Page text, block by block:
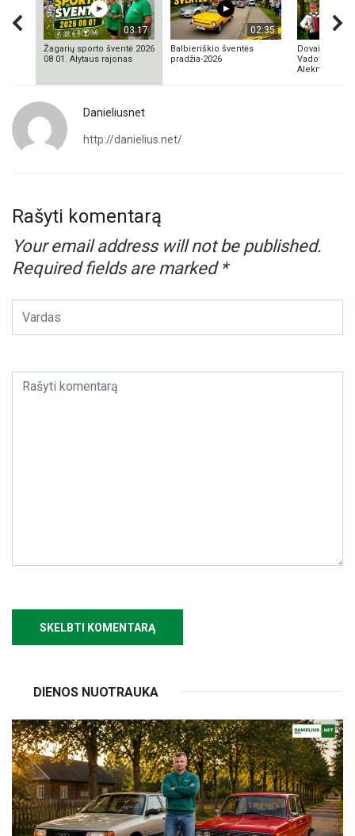
03:17
Žagarių sporto šventė 2026
08 01. Alytaus rajonas
02:35
Balbieriškio šventės
pradžia-2026
Dovainonių
Vadovas
Aleknavičius
Danieliusnet
http://danielius.net/
Rašyti komentarą
Your email address will not be published.
Required fields are marked *
DIENOS NUOTRAUKA